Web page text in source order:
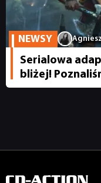
NEWSY
Serialowa
bliżej!